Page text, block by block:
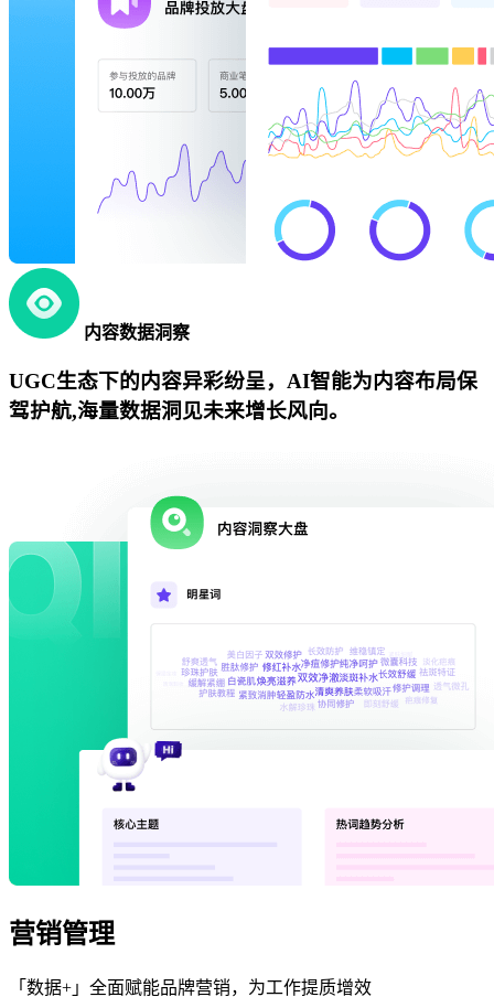
内容数据洞察
UGC生态下的内容异彩纷呈，AI智能为内容布局保
驾护航,海量数据洞见未来增长风向。
营销管理
「数据+」全面赋能品牌营销，为工作提质增效